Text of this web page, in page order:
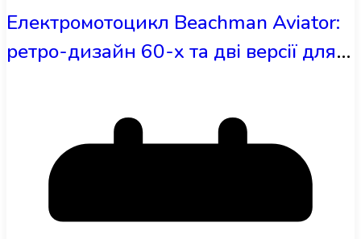
Електромотоцикл Beachman Aviator:
ретро-дизайн 60-х та дві версії для